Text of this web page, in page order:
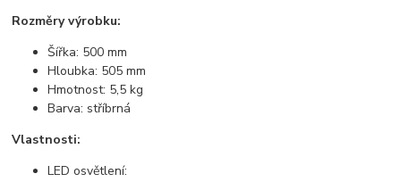
Rozměry výrobku:
Šířka: 500 mm
Hloubka: 505 mm
Hmotnost: 5,5 kg
Barva: stříbrná
Vlastnosti:
LED osvětlení: